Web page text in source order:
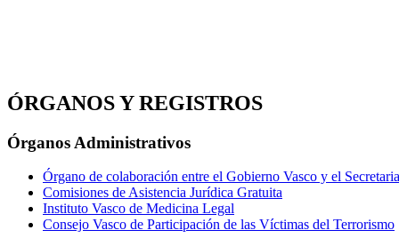
ÓRGANOS Y REGISTROS
Órganos Administrativos
Órgano de colaboración entre el Gobierno Vasco y el
Comisiones de Asistencia Jurídica Gratuita
Instituto Vasco de Medicina Legal
Consejo Vasco de Participación de las Víctimas del Terrorismo